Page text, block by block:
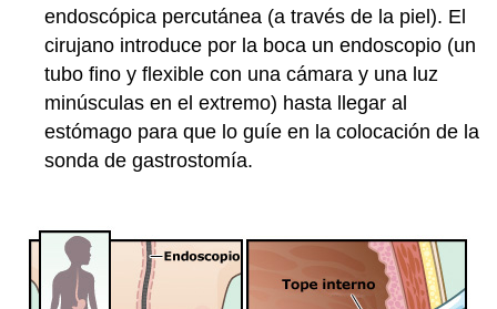
endoscópica percutánea (a través de la piel). El
cirujano introduce por la boca un endoscopio (un
tubo fino y flexible con una cámara y una luz
minúsculas en el extremo) hasta llegar al
estómago para que lo guíe en la colocación de la
sonda de gastrostomía.